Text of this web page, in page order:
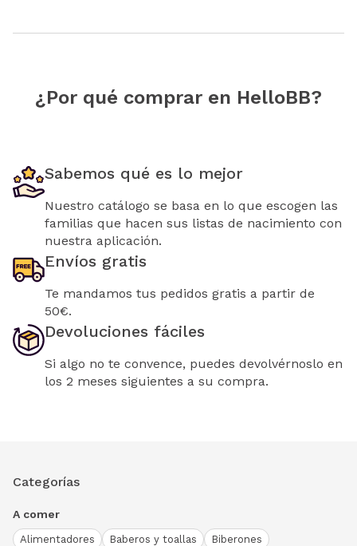
¿Por qué comprar en HelloBB?
Sabemos qué es lo mejor
Nuestro catálogo se basa en lo que escogen las
familias que hacen sus listas de nacimiento con
nuestra aplicación.
Envíos gratis
Te mandamos tus pedidos gratis a partir de
50€.
Devoluciones fáciles
Si algo no te convence, puedes devolvérnoslo en
los 2 meses siguientes a su compra.
Categorías
A comer
Alimentadores Baberos y toallas
Biberones